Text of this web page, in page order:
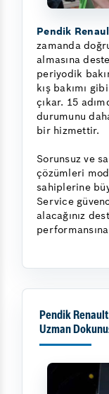
Pendik
zamanda
almasına
periyodik
kış bakımı
çıkar. 15
durumunu
bir hizmettir.
Sorunsuz ve
çözümleri
sahiplerine
Service
alacağınız
Pendik Renault
Uzman